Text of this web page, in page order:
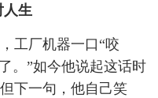
人生
工厂机器一口“咬
。”如今他说起这话时
下一句，他自己笑